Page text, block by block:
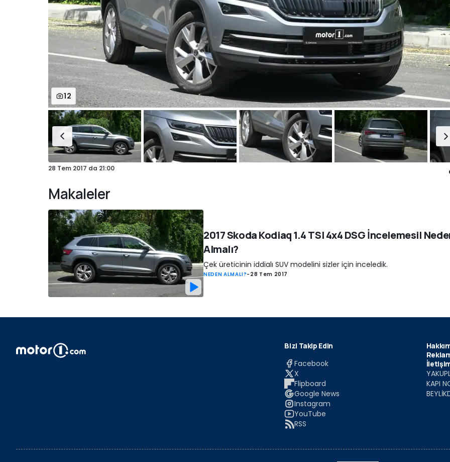
12
28 Tem 2017 da 21:00
Makaleler
2017 Skoda Kodiaq 1.4 TSI 4x4 DSG İncelemesi|
Almalı?
Çek üreticinin iddialı SUV modelini sizler için inceledik.
NEDEN ALMALI?- 28 Tem 2017
Bizi Takip Edin
Facebook
X
Flipboard
Google News
Instagram
YouTube
RSS
KAPI